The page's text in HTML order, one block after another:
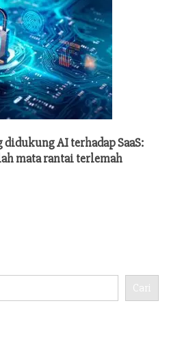
didukung AI terhadap SaaS:
mata rantai terlemah
Cari